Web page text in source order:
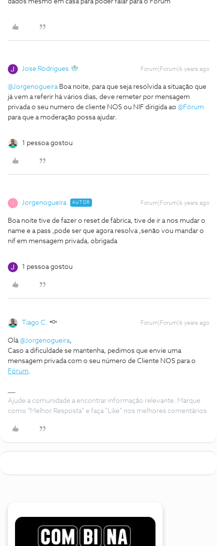
dados mesmo em casa para poder falar para o Forum
Jose Rodrigues Forum|Forum|6 years ago
@JorgenogueiraBoa noite, para que seja resolvida a situação que
já vem a referir há vários dias, deve remeter por mensagem
privada o seu numero de cliente NOS ou NIF dirigida ao @Fórum
para que a moderação possa ajudar.
1 pessoa gostou
Jorgenogueira AUTOR Forum|Forum|6 years ago
Boa noite tive de fazer o reset de fábrica, tive de ir a nos mudar o
name e a pass ,pode ser que agora resolva ,senão vou mandar o
nif em mensagem privada, obrigada
1 pessoa gostou
Tiago C. Forum|Forum|6 years ago
Olá@Jorgenogueira,
Caso a dificuldade se mantenha, pedimos que envie uma
mensagem privada com o seu número de Cliente NOS para o
Fórum.
Ajude a comunidade a encontrar informação relevante. Marque
como "Melhor Resposta" e faça "Like" nos melhores comentários.